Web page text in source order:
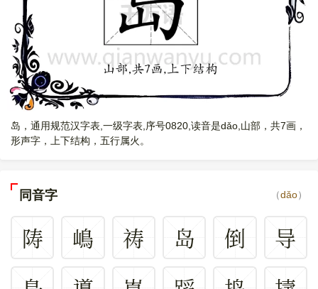
岛，通用规范汉字表,一级字表,序号0820,读音是dǎo,山部，共7画，
形声字，上下结构，五行属火。
同音字 （dǎo）
陦 嶋 祷 岛 倒
导